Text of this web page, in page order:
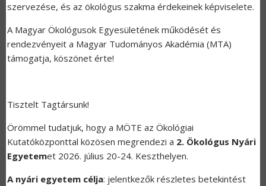
szervezése, és az ökológus szakma érdekeinek képviselete.
A Magyar Ökológusok Egyesületének működését és
rendezvényeit a Magyar Tudományos Akadémia (MTA)
támogatja, köszönet érte!
Tisztelt Tagtársunk!
Örömmel tudatjuk, hogy a MÖTE az Ökológiai
Kutatóközponttal közösen megrendezi a 2. Ökológus Nyári
Egyetemet 2026. július 20-24. Keszthelyen.
A nyári egyetem célja: jelentkezők részletes betekintést